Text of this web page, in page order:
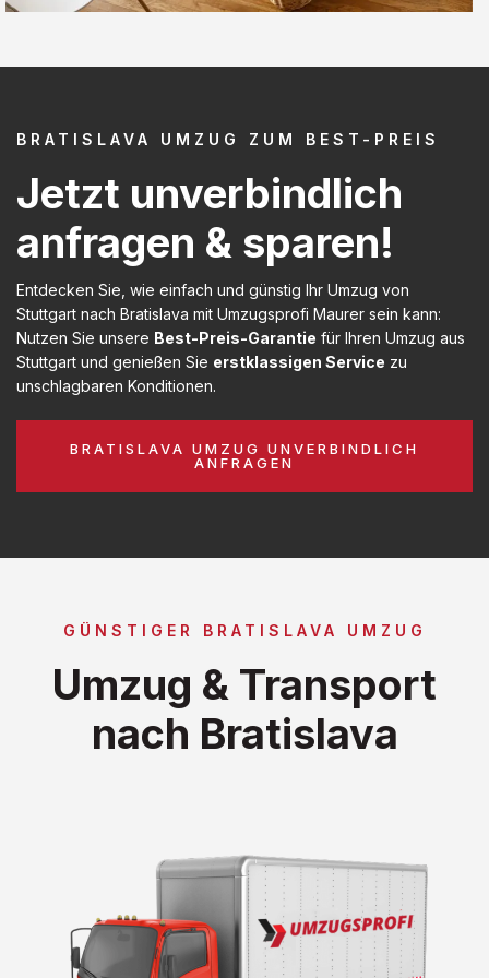
BRATISLAVA UMZUG ZUM BEST-PREIS
Jetzt unverbindlich
anfragen & sparen!
Entdecken Sie, wie einfach und günstig Ihr Umzug von
Stuttgart nach Bratislava mit Umzugsprofi Maurer sein kann:
Nutzen Sie unsere Best-Preis-Garantie für Ihren Umzug aus
Stuttgart und genießen Sie erstklassigen Service zu
unschlagbaren Konditionen.
BRATISLAVA UMZUG UNVERBINDLICH
ANFRAGEN
GÜNSTIGER BRATISLAVA UMZUG
Umzug & Transport
nach Bratislava